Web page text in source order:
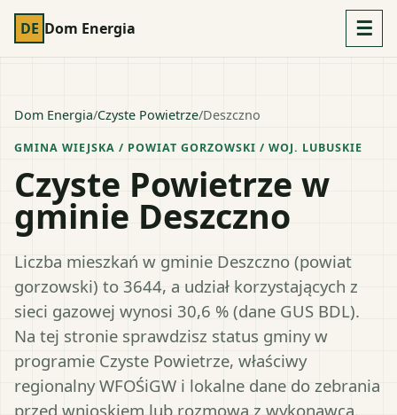
DE Dom Energia ☰
Dom Energia/Czyste Powietrze/Deszczno
GMINA WIEJSKA / POWIAT GORZOWSKI / WOJ. LUBUSKIE
Czyste Powietrze w
gminie Deszczno
Liczba mieszkań w gminie Deszczno (powiat
gorzowski) to 3644, a udział korzystających z
sieci gazowej wynosi 30,6 % (dane GUS BDL).
Na tej stronie sprawdzisz status gminy w
programie Czyste Powietrze, właściwy
regionalny WFOŚiGW i lokalne dane do zebrania
przed wnioskiem lub rozmową z wykonawcą.